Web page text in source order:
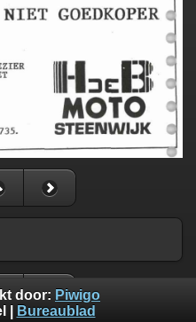
door: Piwigo
Bureaublad